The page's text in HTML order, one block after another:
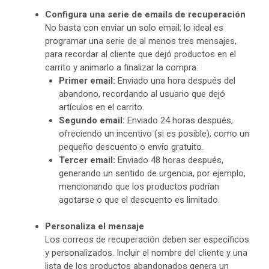
Configura una serie de emails de recuperación
No basta con enviar un solo email; lo ideal es
programar una serie de al menos tres mensajes,
para recordar al cliente que dejó productos en el
carrito y animarlo a finalizar la compra:
Primer email: Enviado una hora después del
abandono, recordando al usuario que dejó
artículos en el carrito.
Segundo email: Enviado 24 horas después,
ofreciendo un incentivo (si es posible), como un
pequeño descuento o envío gratuito.
Tercer email: Enviado 48 horas después,
generando un sentido de urgencia, por ejemplo,
mencionando que los productos podrían
agotarse o que el descuento es limitado.
Personaliza el mensaje
Los correos de recuperación deben ser específicos
y personalizados. Incluir el nombre del cliente y una
lista de los productos abandonados genera un